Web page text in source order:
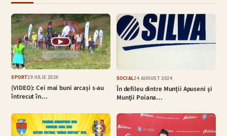
▶
SPORT29 IULIE 2026
(VIDEO): Cei mai buni arcași s-au
întrecut în…
SOCIAL24 AUGUST 2024
În defileu dintre Munţii Apuseni şi
Munţii Poiana…